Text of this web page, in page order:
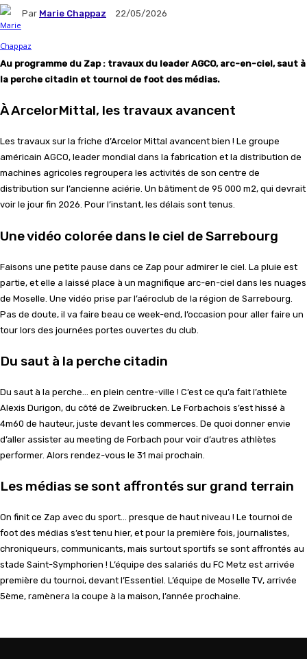
Par Marie Chappaz 22/05/2026
Au programme du Zap : travaux du leader AGCO, arc-en-ciel, saut à
la perche citadin et tournoi de foot des médias.
À ArcelorMittal, les travaux avancent
Les travaux sur la friche d’Arcelor Mittal avancent bien ! Le groupe
américain AGCO, leader mondial dans la fabrication et la distribution de
machines agricoles regroupera les activités de son centre de
distribution sur l’ancienne aciérie. Un bâtiment de 95 000 m2, qui devrait
voir le jour fin 2026. Pour l’instant, les délais sont tenus.
Une vidéo colorée dans le ciel de Sarrebourg
Faisons une petite pause dans ce Zap pour admirer le ciel. La pluie est
partie, et elle a laissé place à un magnifique arc-en-ciel dans les nuages
de Moselle. Une vidéo prise par l’aéroclub de la région de Sarrebourg.
Pas de doute, il va faire beau ce week-end, l’occasion pour aller faire un
tour lors des journées portes ouvertes du club.
Du saut à la perche citadin
Du saut à la perche… en plein centre-ville ! C’est ce qu’a fait l’athlète
Alexis Durigon, du côté de Zweibrucken. Le Forbachois s’est hissé à
4m60 de hauteur, juste devant les commerces. De quoi donner envie
d’aller assister au meeting de Forbach pour voir d’autres athlètes
performer. Alors rendez-vous le 31 mai prochain.
Les médias se sont affrontés sur grand terrain
On finit ce Zap avec du sport… presque de haut niveau ! Le tournoi de
foot des médias s’est tenu hier, et pour la première fois, journalistes,
chroniqueurs, communicants, mais surtout sportifs se sont affrontés au
stade Saint-Symphorien ! L’équipe des salariés du FC Metz est arrivée
première du tournoi, devant l’Essentiel. L’équipe de Moselle TV, arrivée
5ème, ramènera la coupe à la maison, l’année prochaine.